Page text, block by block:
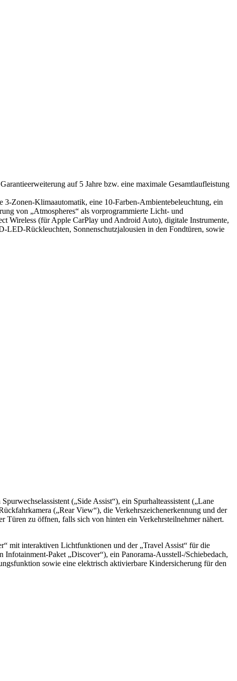
auf 5 Jahre bzw. eine maximale Gesamtlaufleistung
3-Zonen-Klimaautomatik, eine 10-Farben-Ambientebeleuchtung, ein
von „Atmospheres“ als vorprogrammierte Licht- und
Wireless (für Apple CarPlay und Android Auto), digitale Instrumente,
Rückleuchten, Sonnenschutzjalousien in den Fondtüren, sowie
(„Side Assist“), ein Spurhalteassistent („Lane
(„Rear View“), die Verkehrszeichenerkennung und der
Türen zu öffnen, falls sich von hinten ein Verkehrsteilnehmer nähert.
mit interaktiven Lichtfunktionen und der „Travel Assist“ für die
Paket „Discover“), ein Panorama-Ausstell-/Schiebedach,
sowie eine elektrisch aktivierbare Kindersicherung für den